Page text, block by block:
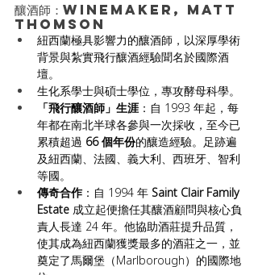
釀酒師：Winemaker, Matt
Thomson
紐西蘭極具影響力的釀酒師，以深厚學術
背景與紮實飛行釀酒經驗聞名於國際酒
壇。
生化系學士與碩士學位，專攻酵母科學。
「飛行釀酒師」生涯 ：自 1993 年起，每
年都在南北半球各參與一次採收，至今已
累積超過 66 個年份的釀造經驗。足跡遍
及紐西蘭、法國、義大利、西班牙、智利
等國。
傳奇合作：自 1994 年 Saint Clair Family
Estate 成立起便擔任其釀酒顧問與核心負
責人長達 24 年。他協助酒莊提升品質，
使其成為紐西蘭獲獎最多的酒莊之一，並
奠定了馬爾堡（Marlborough）的國際地